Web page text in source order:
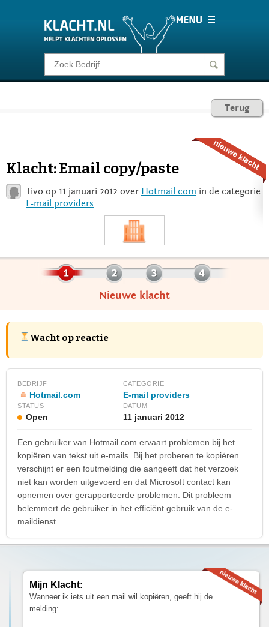
Klacht melden
Consumentenrecht Terug
Klacht: Email copy/paste
Tivo op 11 januari 2012 over Hotmail.com in de categorie
E-mail providers
Nieuwe klacht
Wacht op reactie
BEDRIJF
Hotmail.com
CATEGORIE
E-mail providers
STATUS
Open
DATUM
11 januari 2012
Een gebruiker van Hotmail.com ervaart problemen bij het
kopiëren van tekst uit e-mails. Bij het proberen te kopiëren
verschijnt er een foutmelding die aangeeft dat het verzoek
niet kan worden uitgevoerd en dat Microsoft contact kan
opnemen over gerapporteerde problemen. Dit probleem
belemmert de gebruiker in het efficiënt gebruik van de e-
maildienst.
Mijn Klacht:
Wanneer ik iets uit een mail wil kopiëren, geeft hij de
melding: